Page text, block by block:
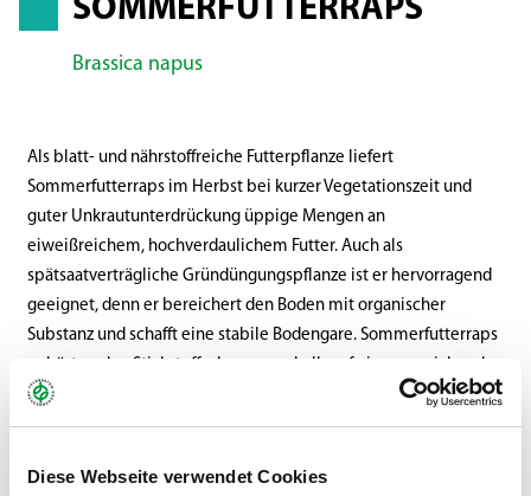
Diese Webseite verwendet Cookies
SOMMERFUTTERRAPS
Brassica napus
Als blatt- und nährstoffreiche Futterpflanze liefert
Sommerfutterraps im Herbst bei kurzer Vegetationszeit und
guter Unkrautunterdrückung üppige Mengen an
eiweißreichem, hochverdaulichem Futter. Auch als
spätsaatverträgliche Gründüngungspflanze ist er hervorragend
geeignet, denn er bereichert den Boden mit organischer
Substanz und schafft eine stabile Bodengare. Sommerfutterraps
gehört zu den Stickstoffzehrern, weshalb auf eine ausreichende
Stickstoffversorgung geachtet werden muss.